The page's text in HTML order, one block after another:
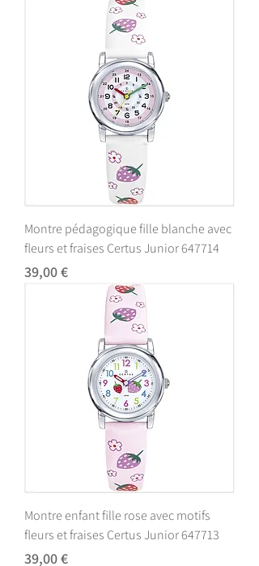
Montre pédagogique fille blanche avec
fleurs et fraises Certus Junior 647714
Prix
39,00 €
Montre enfant fille rose avec motifs
fleurs et fraises Certus Junior 647713
Prix
39,00 €